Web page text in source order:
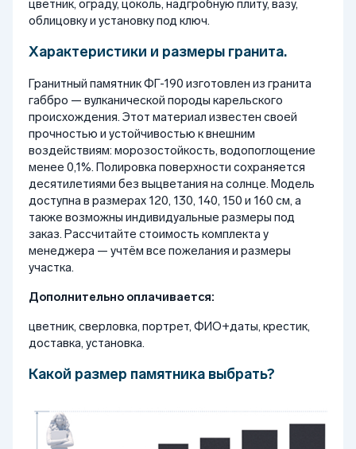
цветник, ограду, цоколь, надгробную плиту, вазу,
облицовку и установку под ключ.
Характеристики и размеры гранита.
Гранитный памятник ФГ-190 изготовлен из гранита
габбро — вулканической породы карельского
происхождения. Этот материал известен своей
прочностью и устойчивостью к внешним
воздействиям: морозостойкость, водопоглощение
менее 0,1%. Полировка поверхности сохраняется
десятилетиями без выцветания на солнце. Модель
доступна в размерах 120, 130, 140, 150 и 160 см, а
также возможны индивидуальные размеры под
заказ. Рассчитайте стоимость комплекта у
менеджера — учтём все пожелания и размеры
участка.
Дополнительно оплачивается:
цветник, сверловка, портрет, ФИО+даты, крестик,
доставка, установка.
Какой размер памятника выбрать?